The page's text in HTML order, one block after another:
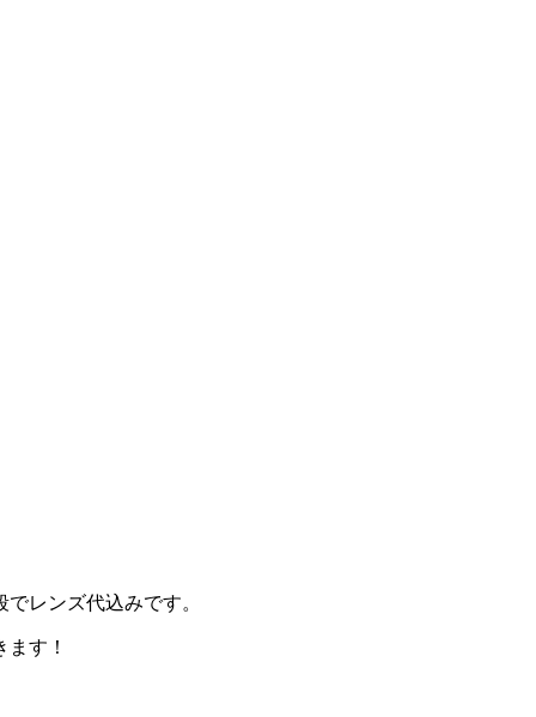
レンズ代込みです。
す！